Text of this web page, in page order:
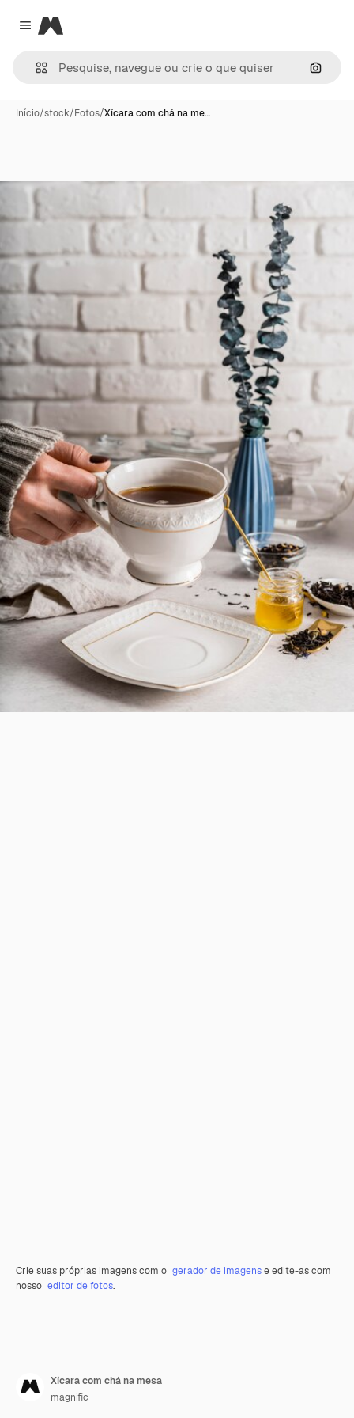
Close menu
Magnific
Início/stock/Fotos/Xícara com chá na me…
Crie suas próprias imagens com o gerador de imagense edite-as com
nosso editor de fotos.
Xícara com chá na mesa
magnific